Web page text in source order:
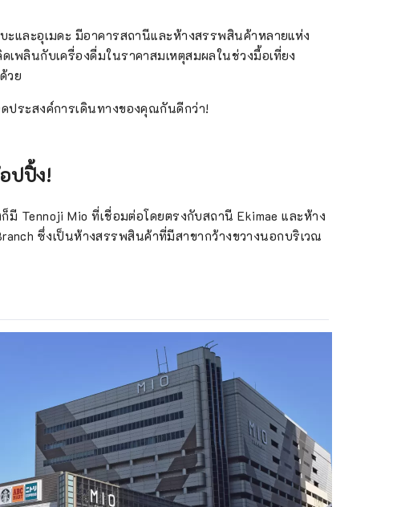
และอุเมดะ มีอาคารสถานีและห้างสรรพสินค้าหลายแห่ง
พลินกับเครื่องดื่มในราคาสมเหตุสมผลในช่วงมื้อเที่ยง
วย
ประสงค์การเดินทางของคุณกันดีกว่า!
ปปิ้ง!
Tennoji Mio ที่เชื่อมต่อโดยตรงกับสถานี Ekimae และห้าง
ซึ่งเป็นห้างสรรพสินค้าที่มีสาขากว้างขวางนอกบริเวณ